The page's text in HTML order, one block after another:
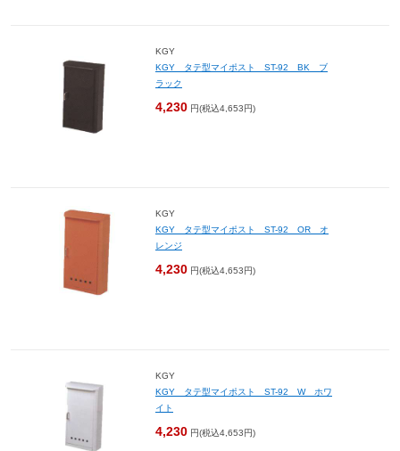
KGY
KGY タテ型マイポスト ST-92 BK ブ
ラック
4,230 円(税込4,653円)
KGY
KGY タテ型マイポスト ST-92 OR オ
レンジ
4,230 円(税込4,653円)
KGY
KGY タテ型マイポスト ST-92 W ホワ
イト
4,230 円(税込4,653円)